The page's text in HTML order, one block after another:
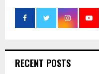
RECENT POSTS